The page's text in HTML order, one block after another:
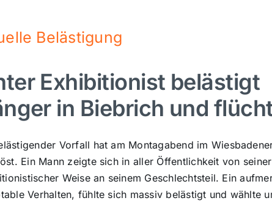
Belästigung
Exhibitionist belästigt
in Biebrich und
Vorfall hat am Montagabend im
Ein Mann zeigte sich in aller Öffentlichkeit von
Weise an seinem Geschlechtsteil. Ein
Verhalten, fühlte sich massiv belästigt und wählte